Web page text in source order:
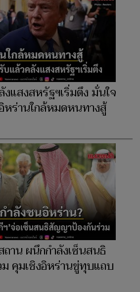
แสงสหรัฐฯเริ่มตึง มั่นใจ
หร่านใกล้หมดหนทางสู้
าน ผนึกกำลังเซ็นสนธิ
คุมเชิงอิหร่านขู่ทุบแถบ